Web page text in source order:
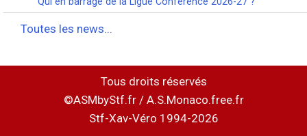
Toutes les news...
Tous droits réservés
©ASMbyStf.fr / A.S.Monaco.free.fr
Stf-Xav-Véro 1994-2026